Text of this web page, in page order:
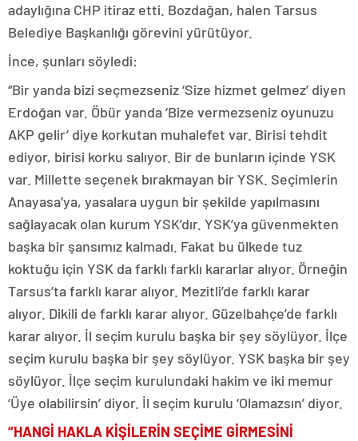
adaylığına CHP itiraz etti. Bozdağan, halen Tarsus
Belediye Başkanlığı görevini yürütüyor.
İnce, şunları söyledi:
“Bir yanda bizi seçmezseniz ‘Size hizmet gelmez’ diyen
Erdoğan var. Öbür yanda ‘Bize vermezseniz oyunuzu
AKP gelir’ diye korkutan muhalefet var. Birisi tehdit
ediyor, birisi korku salıyor. Bir de bunların içinde YSK
var. Millette seçenek bırakmayan bir YSK. Seçimlerin
Anayasa’ya, yasalara uygun bir şekilde yapılmasını
sağlayacak olan kurum YSK’dır. YSK’ya güvenmekten
başka bir şansımız kalmadı. Fakat bu ülkede tuz
koktuğu için YSK da farklı farklı kararlar alıyor. Örneğin
Tarsus’ta farklı karar alıyor. Mezitli’de farklı karar
alıyor. Dikili de farklı karar alıyor. Güzelbahçe’de farklı
karar alıyor. İl seçim kurulu başka bir şey söylüyor. İlçe
seçim kurulu başka bir şey söylüyor. YSK başka bir şey
söylüyor. İlçe seçim kurulundaki hakim ve iki memur
‘Üye olabilirsin’ diyor. İl seçim kurulu ‘Olamazsın’ diyor.
“HANGİ HAKLA KİŞİLERİN SEÇİME GİRMESİNİ